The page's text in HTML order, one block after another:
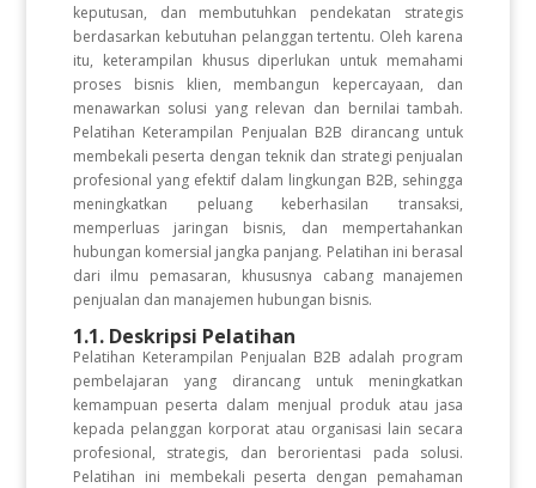
keputusan, dan membutuhkan pendekatan strategis
berdasarkan kebutuhan pelanggan tertentu. Oleh karena
itu, keterampilan khusus diperlukan untuk memahami
proses bisnis klien, membangun kepercayaan, dan
menawarkan solusi yang relevan dan bernilai tambah.
Pelatihan Keterampilan Penjualan B2B dirancang untuk
membekali peserta dengan teknik dan strategi penjualan
profesional yang efektif dalam lingkungan B2B, sehingga
meningkatkan peluang keberhasilan transaksi,
memperluas jaringan bisnis, dan mempertahankan
hubungan komersial jangka panjang. Pelatihan ini berasal
dari ilmu pemasaran, khususnya cabang manajemen
penjualan dan manajemen hubungan bisnis.
1.1. Deskripsi Pelatihan
Pelatihan Keterampilan Penjualan B2B adalah program
pembelajaran yang dirancang untuk meningkatkan
kemampuan peserta dalam menjual produk atau jasa
kepada pelanggan korporat atau organisasi lain secara
profesional, strategis, dan berorientasi pada solusi.
Pelatihan ini membekali peserta dengan pemahaman